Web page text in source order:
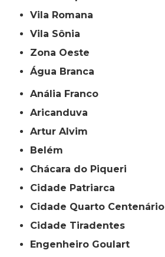
Vila Romana
Vila Sônia
Zona Oeste
Água Branca
Anália Franco
Aricanduva
Artur Alvim
Belém
Chácara do Piqueri
Cidade Patriarca
Cidade Quarto Centenário
Cidade Tiradentes
Engenheiro Goulart